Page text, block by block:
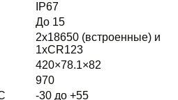
IP67
До 15
2х18650 (встроенные) и
1хCR123
420×78.1×82
970
-30 до +55